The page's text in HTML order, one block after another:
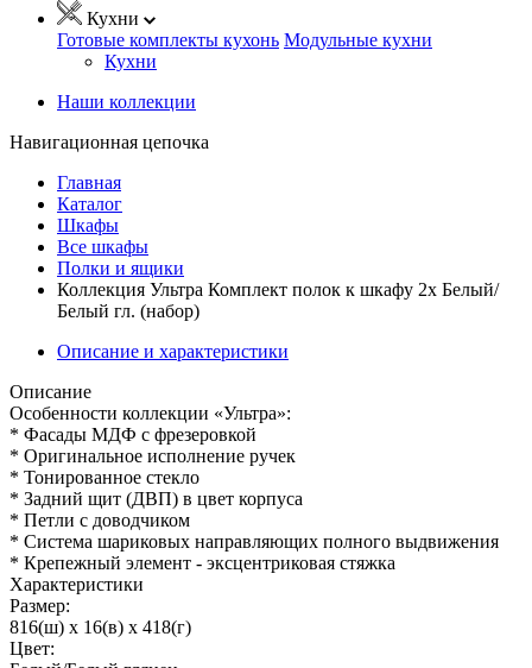
Кухни
Готовые комплекты кухонь Модульные кухни
Кухни
Наши коллекции
Навигационная цепочка
Главная
Каталог
Шкафы
Все шкафы
Полки и ящики
Коллекция Ультра Комплект полок к шкафу 2х Белый/
Белый гл. (набор)
Описание и характеристики
Описание
Особенности коллекции «Ультра»:
* Фасады МДФ с фрезеровкой
* Оригинальное исполнение ручек
* Тонированное стекло
* Задний щит (ДВП) в цвет корпуса
* Петли с доводчиком
* Система шариковых направляющих полного выдвижения
* Крепежный элемент - эксцентриковая стяжка
Характеристики
Размер:
816(ш) x 16(в) x 418(г)
Цвет: